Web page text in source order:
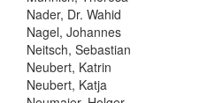
Nader, Dr. Wahid
Nagel, Johannes
Neitsch, Sebastian
Neubert, Katrin
Neubert, Katja